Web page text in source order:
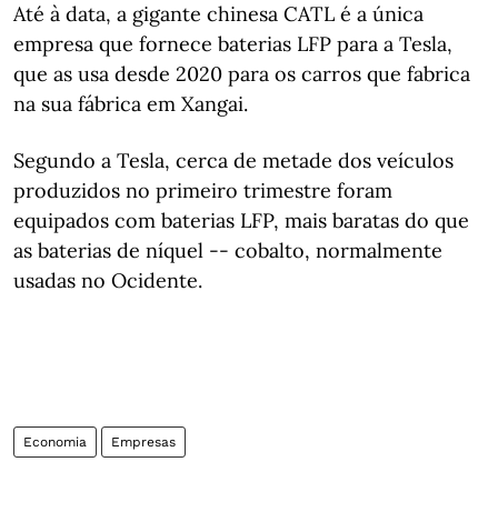
Até à data, a gigante chinesa CATL é a única
empresa que fornece baterias LFP para a Tesla,
que as usa desde 2020 para os carros que fabrica
na sua fábrica em Xangai.
Segundo a Tesla, cerca de metade dos veículos
produzidos no primeiro trimestre foram
equipados com baterias LFP, mais baratas do que
as baterias de níquel -- cobalto, normalmente
usadas no Ocidente.
Economia Empresas